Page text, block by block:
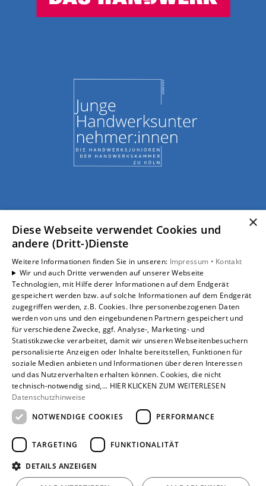
Um externe HTML-Inhalte anzuzeigen, benötigen wir
Ihre Einwilligung.
Datenschutzerklärung.
Cookie-Einstellungen öffnen
×
Diese Webseite verwendet Cookies und
andere (Dritt-)Dienste
Weitere Informationen finden Sie in unseren: Impressum • Kontakt
Wir und auch Dritte verwenden auf unserer Webseite
Technologien, mit Hilfe derer Informationen auf dem Endgerät
gespeichert werden bzw. auf solche Informationen auf dem Endgerät
zugegriffen werden, z.B. Cookies. Ihre personenbezogenen Daten
werden von uns und den eingebundenen Partnern gespeichert und
für verschiedene Zwecke, ggf. Analyse-, Marketing- und
Statistikzwecke verarbeitet, damit wir unseren Webseitenbesuchern
personalisierte Anzeigen oder Inhalte bereitstellen, Funktionen für
soziale Medien anbieten und Informationen über deren Interessen
und das Nutzerverhalten erhalten können. Cookies, die nicht
technisch-notwendig sind,... HIER KLICKEN ZUM WEITERLESEN
Datenschutzhinweise
NOTWENDIGE COOKIES
PERFORMANCE
TARGETING FUNKTIONALITÄT
DETAILS ANZEIGEN